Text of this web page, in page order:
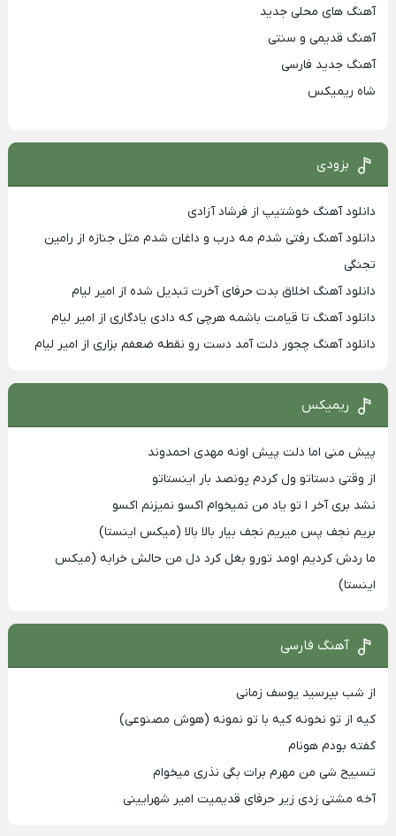
آهنگ های محلی جدید
آهنگ قدیمی و سنتی
آهنگ جدید فارسی
شاه ریمیکس
بزودی
دانلود آهنگ خوشتیپ از فرشاد آزادی
دانلود آهنگ رفتی شدم مه درب و داغان شدم مثل جنازه از رامین
تجنگی
دانلود آهنگ اخلاق بدت حرفای آخرت تبدیل شده از امیر لیام
دانلود آهنگ تا قیامت باشمه هرچی که دادی یادگاری از امیر لیام
دانلود آهنگ چجور دلت آمد دست رو نقطه ضعفم بزاری از امیر لیام
ریمیکس
پیش منی اما دلت پیش اونه مهدی احمدوند
از وقتی دستاتو ول کردم پونصد بار اینستاتو
نشد بری آخر ا تو یاد من نمیخوام اکسو نمیزنم اکسو
بریم نجف پس میریم نجف بیار بالا بالا (میکس اینستا)
ما ردش کردیم اومد تورو بغل کرد دل من حالش خرابه (میکس
اینستا)
آهنگ فارسی
از شب بپرسید یوسف زمانی
کیه از تو نخونه کیه با تو نمونه (هوش مصنوعی)
گفته بودم هونام
تسبیح شی من مهرم برات بگی نذری میخوام
آخه مشتی زدی زیر حرفای قدیمیت امیر شهرایینی